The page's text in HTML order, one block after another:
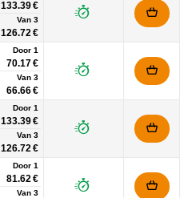
133.39 €
Van 3
126.72 €
Door 1
70.17 €
Van 3
66.66 €
Door 1
133.39 €
Van 3
126.72 €
Door 1
81.62 €
Van 3